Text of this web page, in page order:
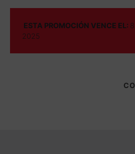
ESTA PROMOCIÓN VENCE EL:
2025